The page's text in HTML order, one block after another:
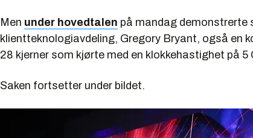
Men under hovedtalen på mandag demonstrerte
klientteknologiavdeling, Gregory Bryant, også en
28 kjerner som kjørte med en klokkehastighet på 5
Saken fortsetter under bildet.